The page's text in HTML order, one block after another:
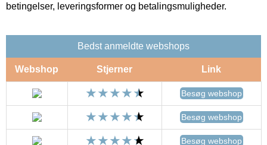
betingelser, leveringsformer og betalingsmuligheder.
Bedst anmeldte webshops
Webshop Stjerner Link
Besøg webshop
Besøg webshop
Besøg webshop